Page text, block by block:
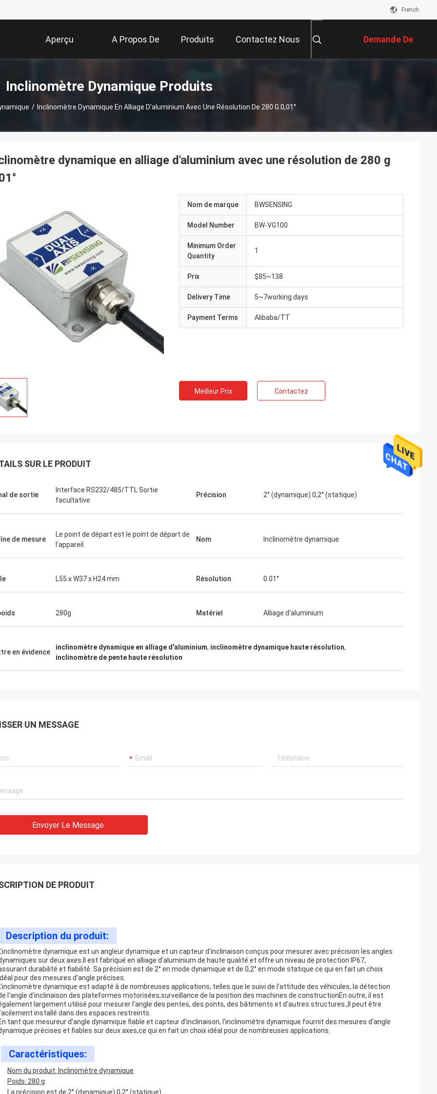
French
Aperçu A Propos De Produits Contactez Nous Demande De
Soumission
Inclinomètre Dynamique Produits
/ Inclinomètre Dynamique En Alliage D'aluminium Avec Une Résolution De 280 G 0,01°
dynamique en alliage d'aluminium avec une résolution de 280 g
Nom de marque BWSENSING
Model Number BW-VG100
Minimum Order
Quantity
1
Prix $85~138
Delivery Time 5~7working days
Payment Terms Alibaba/TT
Meilleur Prix Contactez
SUR LE PRODUIT
de sortie
Interface RS232/485/TTL Sortie
facultative
Précision 2° (dynamique) 0,2° (statique)
de mesure
Le point de départ est le point de départ de
l'appareil.
Nom Inclinomètre dynamique
L55 x W37 x H24 mm Résolution 0.01°
280g Matériel Alliage d'aluminium
en évidence
inclinomètre dynamique en alliage d'aluminium, inclinomètre dynamique haute résolution,
inclinomètre de pente haute résolution
UN MESSAGE
Envoyer Le Message
DE PRODUIT
Description du produit:
dynamique est un angleur dynamique et un capteur d'inclinaison conçus pour mesurer avec précision les angles
sur deux axes.Il est fabriqué en alliage d'aluminium de haute qualité et offre un niveau de protection IP67,
durabilité et fiabilité. Sa précision est de 2° en mode dynamique et de 0,2° en mode statique.ce qui en fait un choix
pour des mesures d'angle précises.
dynamique est adapté à de nombreuses applications, telles que le suivi de l'attitude des véhicules, la détection
l'angle d'inclinaison des plateformes motorisées,surveillance de la position des machines de constructionEn outre, il est
largement utilisé pour mesurer l'angle des pentes, des ponts, des bâtiments et d'autres structures.,Il peut être
installé dans des espaces restreints.
tant que mesureur d'angle dynamique fiable et capteur d'inclinaison, l'inclinomètre dynamique fournit des mesures d'angle
précises et fiables sur deux axes,ce qui en fait un choix idéal pour de nombreuses applications.
Caractéristiques:
Nom du produit: Inclinomètre dynamique
Poids: 280 g
La précision est de 2° (dynamique) 0,2° (statique).